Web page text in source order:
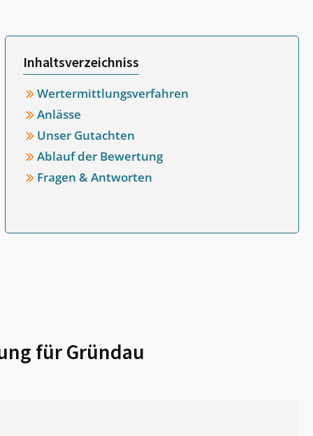
Inhaltsverzeichniss
Wertermittlungsverfahren
Anlässe
Unser Gutachten
Ablauf der Bewertung
Fragen & Antworten
fürGründau